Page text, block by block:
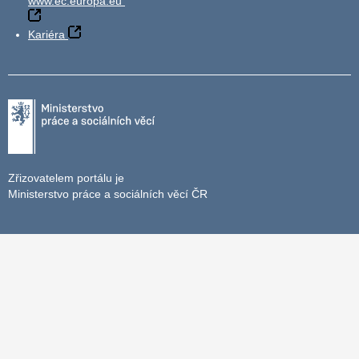
Kariéra
Zřizovatelem portálu je
Ministerstvo práce a sociálních věcí ČR